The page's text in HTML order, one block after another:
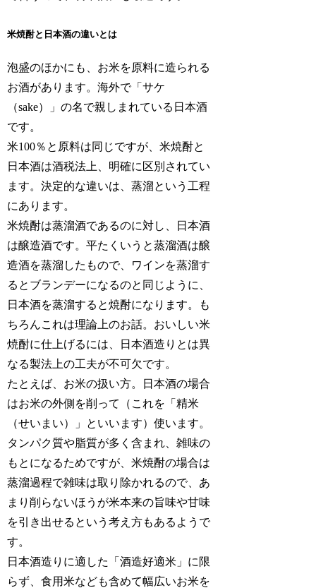
米焼酎と日本酒の違いとは
泡盛のほかにも、お米を原料に造られる
お酒があります。海外で「サケ
（sake）」の名で親しまれている日本酒
です。
米100％と原料は同じですが、米焼酎と
日本酒は酒税法上、明確に区別されてい
ます。決定的な違いは、蒸溜という工程
にあります。
米焼酎は蒸溜酒であるのに対し、日本酒
は醸造酒です。平たくいうと蒸溜酒は醸
造酒を蒸溜したもので、ワインを蒸溜す
るとブランデーになるのと同じように、
日本酒を蒸溜すると焼酎になります。も
ちろんこれは理論上のお話。おいしい米
焼酎に仕上げるには、日本酒造りとは異
なる製法上の工夫が不可欠です。
たとえば、お米の扱い方。日本酒の場合
はお米の外側を削って（これを「精米
（せいまい）」といいます）使います。
タンパク質や脂質が多く含まれ、雑味の
もとになるためですが、米焼酎の場合は
蒸溜過程で雑味は取り除かれるので、あ
まり削らないほうが米本来の旨味や甘味
を引き出せるという考え方もあるようで
す。
日本酒造りに適した「酒造好適米」に限
らず、食用米なども含めて幅広いお米を